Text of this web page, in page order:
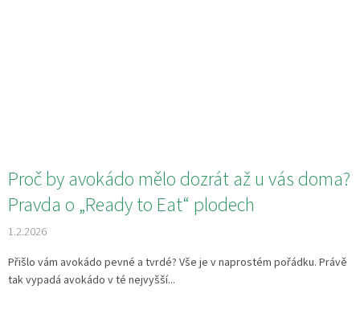
Proč by avokádo mělo dozrát až u vás doma?
Pravda o „Ready to Eat“ plodech
1.2.2026
Přišlo vám avokádo pevné a tvrdé? Vše je v naprostém pořádku. Právě
tak vypadá avokádo v té nejvyšší...